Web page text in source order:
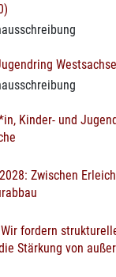
Kinder- und
Zwischen
fordern
Stärkung von